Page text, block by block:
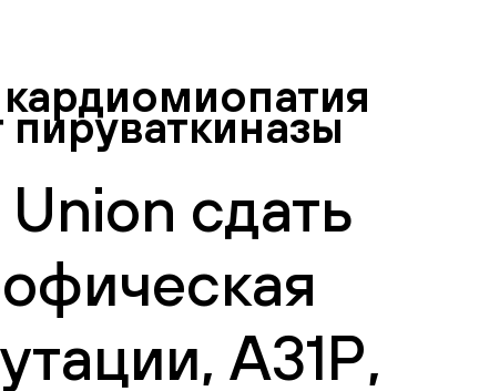
сдать
А31Р,